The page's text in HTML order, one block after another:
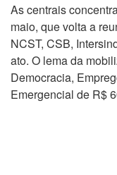
As centrais
maio, que volta a
NCST, CSB,
ato. O lema da
Democracia,
Emergencial de R$